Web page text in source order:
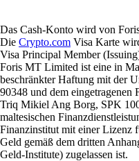
Das Cash-Konto wird von
Die Crypto.com Visa Karte
Visa Principal Member
Foris MT Limited ist eine in
beschränkter Haftung mit der
90348 und dem
Triq Mikiel Ang Borg, SPK
maltesischen
Finanzinstitut mit einer Lizenz
Geld gemäß dem dritten
Geld-Institute) zugelassen ist.